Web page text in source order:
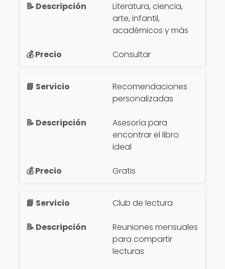
Literatura, ciencia,
arte, infantil,
académicos y más
Consultar
Recomendaciones
personalizadas
Asesoría para
encontrar el libro
ideal
Gratis
Club de lectura
Reuniones mensuales
para compartir
lecturas